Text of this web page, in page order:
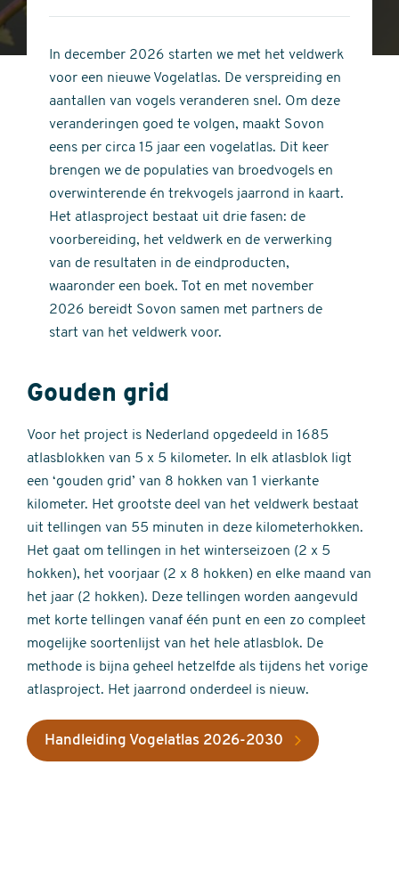
stars
of
stars
In december 2026 starten we met het veldwerk
voor een nieuwe Vogelatlas. De verspreiding en
aantallen van vogels veranderen snel. Om deze
veranderingen goed te volgen, maakt Sovon
eens per circa 15 jaar een vogelatlas. Dit keer
brengen we de populaties van broedvogels en
overwinterende én trekvogels jaarrond in kaart.
Het atlasproject bestaat uit drie fasen: de
voorbereiding, het veldwerk en de verwerking
van de resultaten in de eindproducten,
waaronder een boek. Tot en met november
2026 bereidt Sovon samen met partners de
start van het veldwerk voor.
Gouden grid
Voor het project is Nederland opgedeeld in 1685
atlasblokken van 5 x 5 kilometer. In elk atlasblok ligt
een ‘gouden grid’ van 8 hokken van 1 vierkante
kilometer. Het grootste deel van het veldwerk bestaat
uit tellingen van 55 minuten in deze kilometerhokken.
Het gaat om tellingen in het winterseizoen (2 x 5
hokken), het voorjaar (2 x 8 hokken) en elke maand van
het jaar (2 hokken). Deze tellingen worden aangevuld
met korte tellingen vanaf één punt en een zo compleet
mogelijke soortenlijst van het hele atlasblok. De
methode is bijna geheel hetzelfde als tijdens het vorige
atlasproject. Het jaarrond onderdeel is nieuw.
Handleiding Vogelatlas 2026-2030